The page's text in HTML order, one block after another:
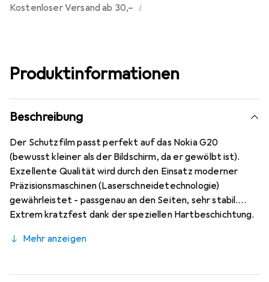
Kostenloser Versand ab 30,– i
Produktinformationen
Beschreibung
Der Schutzfilm passt perfekt auf das Nokia G20
(bewusst kleiner als der Bildschirm, da er gewölbt ist).
Exzellente Qualität wird durch den Einsatz moderner
Präzisionsmaschinen (Laserschneidetechnologie)
gewährleistet - passgenau an den Seiten, sehr stabil.
Extrem kratzfest dank der speziellen Hartbeschichtung.
hochgradig resistent gegen Kratzer und Abrieb. Extrem
der Bildschirm staubfrei ist. Bei der Anbringung des Films
Mehr anzeigen